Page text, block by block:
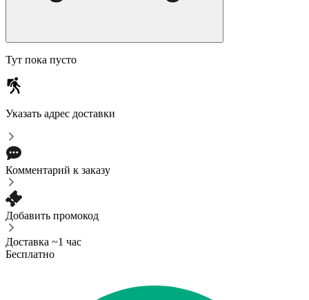
Тут пока пусто
Указать адрес доставки
Комментарий к заказу
Добавить промокод
Доставка ~1 час
Бесплатно